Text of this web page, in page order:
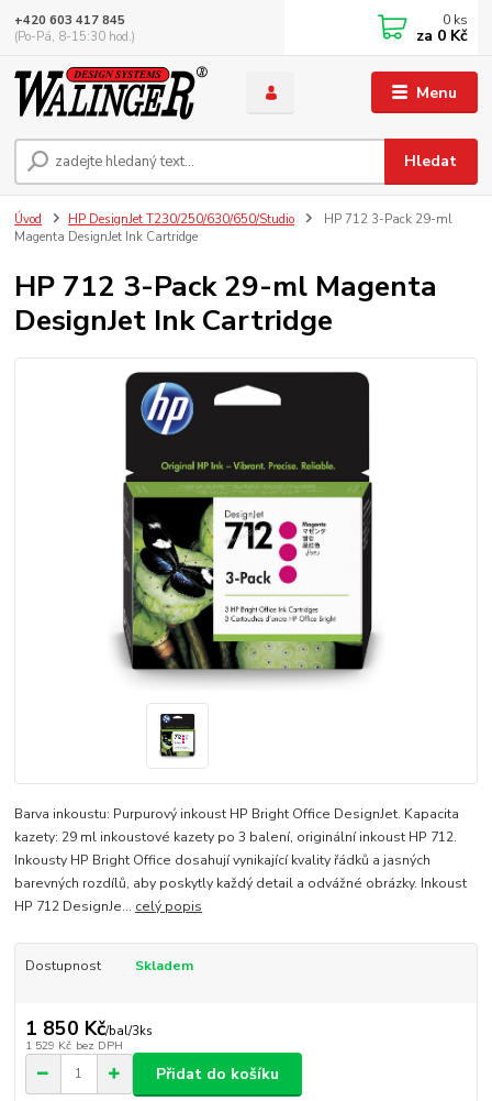
Menu
Hledat
+420 603 417 845
(Po-Pá, 8-15:30 hod.)
0 ks
za 0 Kč
Úvod HP DesignJet T230/250/630/650/Studio
HP 712 3-Pack 29-ml
Magenta DesignJet Ink Cartridge
HP 712 3-Pack 29-ml Magenta
DesignJet Ink Cartridge
Barva inkoustu: Purpurový inkoust HP Bright Office DesignJet. Kapacita
kazety: 29 ml inkoustové kazety po 3 balení, originální inkoust HP 712.
Inkousty HP Bright Office dosahují vynikající kvality řádků a jasných
barevných rozdílů, aby poskytly každý detail a odvážné obrázky. Inkoust
HP 712 DesignJe... celý popis
Dostupnost Skladem
1 850 Kč/bal/3ks
1 529 Kč bez DPH
Přidat do košíku